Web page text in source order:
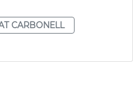
CARBONELL